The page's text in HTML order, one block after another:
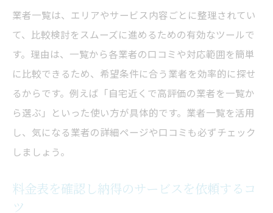
評判や口コミが示す理想のサービス像とは
口コミが評価するハウスクリーニングの理
想像
満足度ランキングで分かる理想のサービス
基準
良い口コミに見られるサービスの特徴とは
比較サイトで理想の業者像を分析する方法
料金表と口コミから見えてくる理想の形
悪質業者を避け理想に近づくための選び方
業者一覧は、エリアやサービス内容ごとに整理されてい
て、比較検討をスムーズに進めるための有効なツールで
す。理由は、一覧から各業者の口コミや対応範囲を簡単
に比較できるため、希望条件に合う業者を効率的に探せ
るからです。例えば「自宅近くで高評価の業者を一覧か
ら選ぶ」といった使い方が具体的です。業者一覧を活用
し、気になる業者の詳細ページや口コミも必ずチェック
しましょう。
料金表を確認し納得のサービスを依頼するコ
ツ